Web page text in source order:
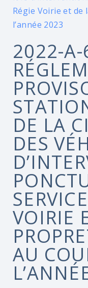
Régie Voirie et
l’année 2023
2022-A-
DE LA
DES
VOIRIE
AU